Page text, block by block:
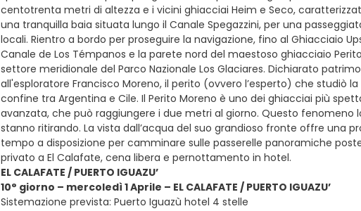
centotrenta metri di altezza e i vicini ghiacciai Heim e Seco,
una tranquilla baia situata lungo il Canale Spegazzini, per una
locali. Rientro a bordo per proseguire la navigazione, fino al Ghiacciaio
Canale de Los Témpanos e la parete nord del maestoso ghiacciaio
settore meridionale del Parco Nazionale Los Glaciares. Dichiarato
all'esploratore Francisco Moreno, il perito (ovvero l’esperto) che studiò
confine tra Argentina e Cile. Il Perito Moreno è uno dei ghiacciai più
avanzata, che può raggiungere i due metri al giorno. Questo fenomeno
stanno ritirando. La vista dall’acqua del suo grandioso fronte offre una
tempo a disposizione per camminare sulle passerelle panoramiche
privato a El Calafate, cena libera e pernottamento in hotel.
EL CALAFATE / PUERTO IGUAZU’
10° giorno – mercoledì 1 Aprile – EL CALAFATE / PUERTO IGUAZU’
Sistemazione prevista: Puerto Iguazù hotel 4 stelle